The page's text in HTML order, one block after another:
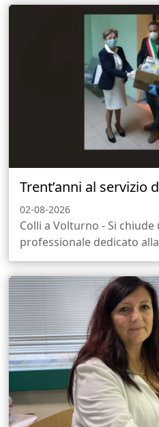
Trent’anni al servizio
02-08-2026
Colli a Volturno - Si
professionale dedicato